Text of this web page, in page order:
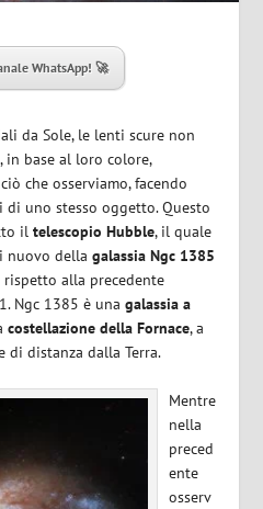
WhatsApp! 🚀
da Sole, le lenti scure non
in base al loro colore,
che osserviamo, facendo
uno stesso oggetto. Questo
iltelescopio Hubble, il quale
nuovo dellagalassia Ngc 1385
alla precedente
Ngc 1385 è unagalassia a
costellazione della Fornace, a
distanza dalla Terra.
Mentre
nella
preced
ente
osserv